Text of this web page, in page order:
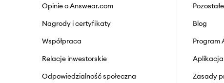
Opinie o Answear.com
Nagrody i certyfikaty
Współpraca
Relacje inwestorskie
Odpowiedzialność społeczna
Blog
Program
Aplikacja
Zasady